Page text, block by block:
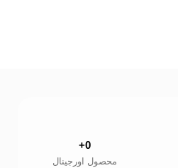
محصول اورجینال
0
+